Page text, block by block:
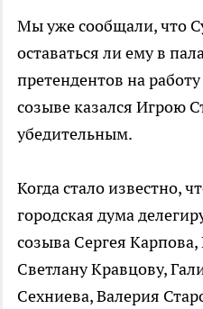
Мы уже сообщали, что
оставаться ли ему в
претендентов на
созыве казался Игрою
убедительным.
Когда стало известно,
городская дума
созыва Сергея
Светлану Кравцову,
Сехниева, Валерия